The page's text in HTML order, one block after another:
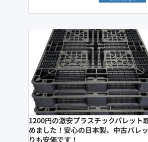
1200円の激安プラスチックパレット
めました！安心の日本製、中古パレ
りも安価です！